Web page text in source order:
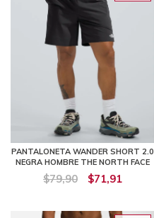
PANTALONETA WANDER SHORT 2.0
NEGRA HOMBRE THE NORTH FACE
$79,90 $71,91